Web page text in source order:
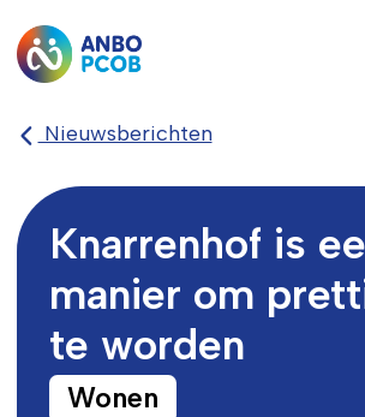
Nieuwsberichten
Knarrenhof is
manier om
te worden
Wonen